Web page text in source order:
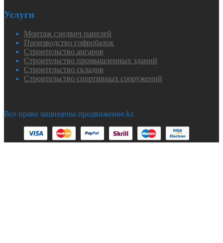
Услуги
Монтаж сэндвич панелей
Производство гофробалок
Строительство ангаров
Строительство промышленных зданий
Строительство складов
Строительство спортивных сооружений
Все права защищены продвижение.kz